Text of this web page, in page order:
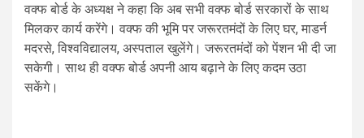
वक्फ बोर्ड के अध्यक्ष ने कहा कि अब सभी वक्फ बोर्ड सरकारों के साथ
मिलकर कार्य करेंगे। वक्फ की भूमि पर जरूरतमंदों के लिए घर, माडर्न
मदरसे, विश्वविद्यालय, अस्पताल खुलेंगे। जरूरतमंदों को पेंशन भी दी जा
सकेगी। साथ ही वक्फ बोर्ड अपनी आय बढ़ाने के लिए कदम उठा
सकेंगे।